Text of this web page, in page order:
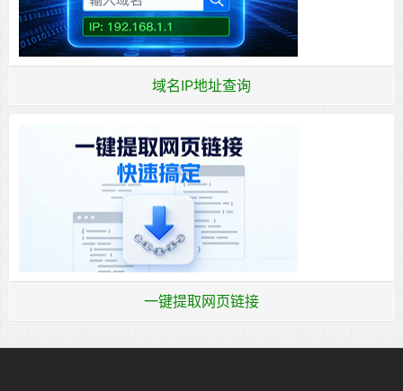
域名IP地址查询
一键提取网页链接